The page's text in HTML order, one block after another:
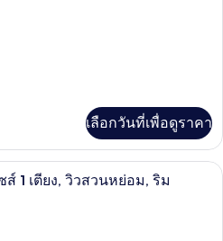
เลือกวันที่เพื่อดูราคา
โรแมนติกสตูดิโอ, เตียงควีนไซส์ 1 เตี
1 เตียง, วิวสวนหย่อม, ริม